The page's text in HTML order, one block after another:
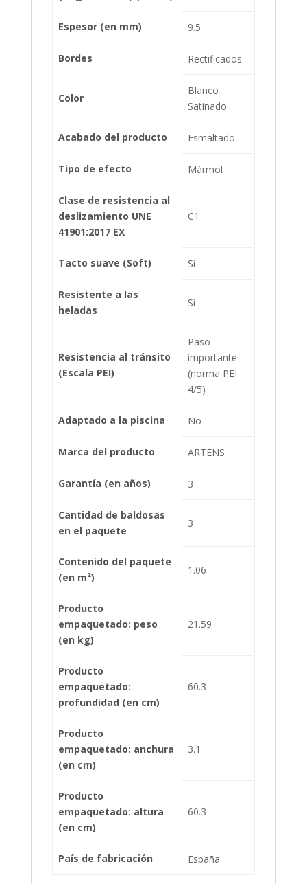
Espesor (en mm) 9.5
Bordes Rectificados
Color
Blanco
Satinado
Acabado del producto Esmaltado
Tipo de efecto Mármol
Clase de resistencia al
deslizamiento UNE
41901:2017 EX
C1
Tacto suave (Soft) Sí
Resistente a las
heladas
Sí
Resistencia al tránsito
(Escala PEI)
Paso
importante
(norma PEI
4/5)
Adaptado a la piscina No
Marca del producto ARTENS
Garantía (en años) 3
Cantidad de baldosas
en el paquete
3
Contenido del paquete
(en m²)
1.06
Producto
empaquetado: peso
(en kg)
21.59
Producto
empaquetado:
profundidad (en cm)
60.3
Producto
empaquetado: anchura
(en cm)
3.1
Producto
empaquetado: altura
(en cm)
60.3
País de fabricación España